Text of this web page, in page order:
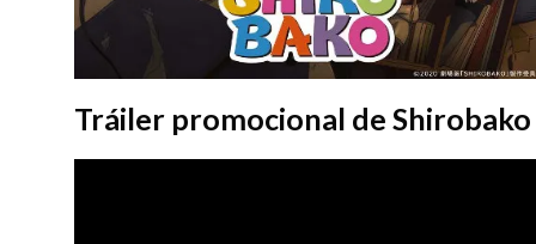
Tráiler promocional de Shirobako